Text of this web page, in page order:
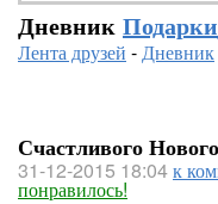
Дневник
Лента друзей -Дневник
Счастливого
31-12-2015 18:04к
понравилось!